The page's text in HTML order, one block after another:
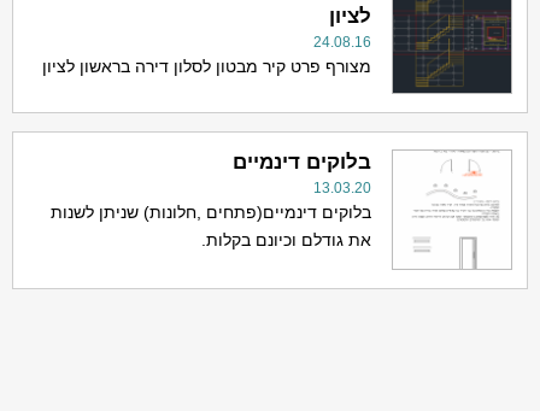
לציון
24.08.16
מצורף פרט קיר מבטון לסלון דירה בראשון לציון
בלוקים דינמיים
13.03.20
בלוקים דינמיים(פתחים ,חלונות) שניתן לשנות
את גודלם וכיונם בקלות.